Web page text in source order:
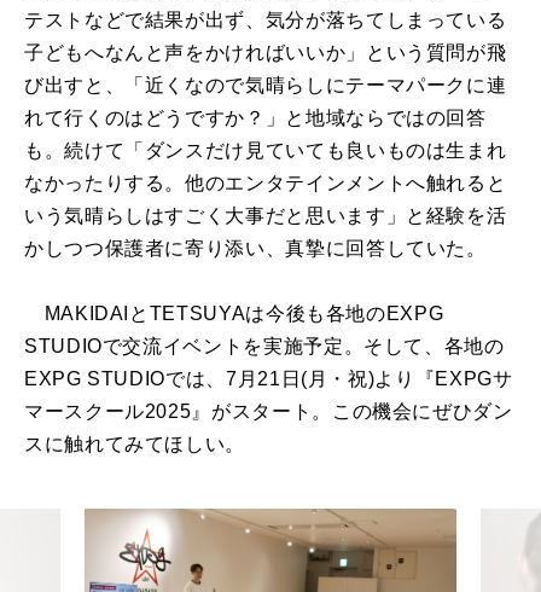
テストなどで結果が出ず、気分が落ちてしまっている
子どもへなんと声をかければいいか」という質問が飛
び出すと、「近くなので気晴らしにテーマパークに連
れて行くのはどうですか？」と地域ならではの回答
も。続けて「ダンスだけ見ていても良いものは生まれ
なかったりする。他のエンタテインメントへ触れると
いう気晴らしはすごく大事だと思います」と経験を活
かしつつ保護者に寄り添い、真摯に回答していた。
MAKIDAIとTETSUYAは今後も各地のEXPG
STUDIOで交流イベントを実施予定。そして、各地の
EXPG STUDIOでは、7月21日(月・祝)より『EXPGサ
マースクール2025』がスタート。この機会にぜひダン
スに触れてみてほしい。